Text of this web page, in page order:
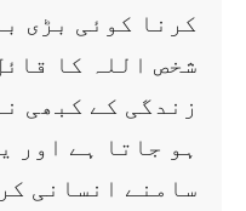
کرنا کوئی بڑی
شخص اللہ کا
زندگی کے کبھی
ہو جاتا ہے اور
سامنے انسانی